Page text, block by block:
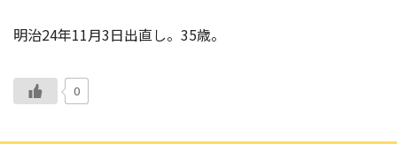
明治24年11月3日出直し。35歳。
0